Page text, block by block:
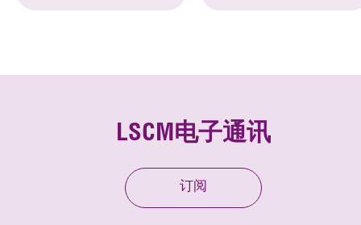
LSCM电子通讯
订阅